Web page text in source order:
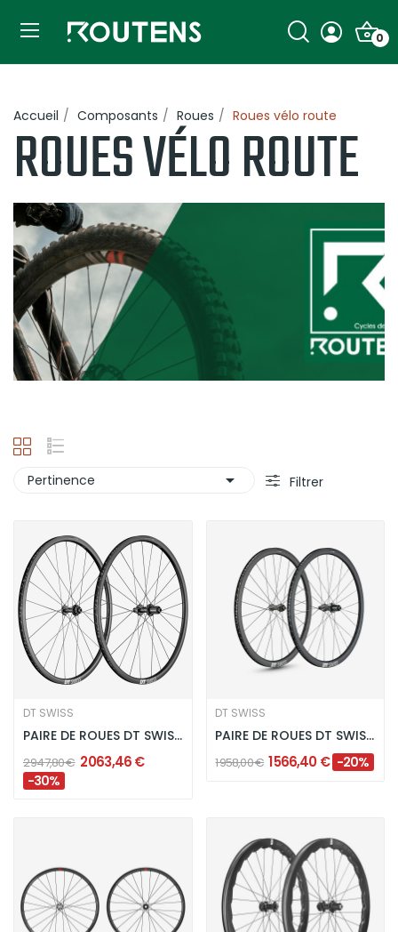
0
Accueil Composants Roues Roues vélo route
ROUES VÉLO ROUTE
Pertinence  Filtrer
DT SWISS
PAIRE DE ROUES DT SWISS PRC 1100 DICUT MON...
2 947,80 € 2 063,46 €
-30%
DT SWISS
PAIRE DE ROUES DT SWISS PR 1400 DICUT OXiC
1 958,00 € 1 566,40 € -20%